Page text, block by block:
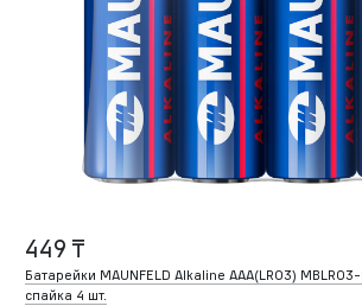
449 ₸
Батарейки MAUNFELD Alkaline ААА(LR03) MBLR03-
спайка 4 шт.